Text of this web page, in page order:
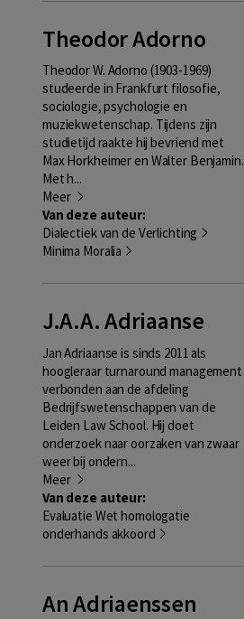
Theodor Adorno
Theodor W. Adorno (1903-1969)
studeerde in Frankfurt filosofie,
sociologie, psychologie en
muziekwetenschap. Tijdens zijn
studietijd raakte hij bevriend met
Max Horkheimer en Walter Benjamin.
Met h...
Meer
Van deze auteur:
Dialectiek van de Verlichting
Minima Moralia
J.A.A. Adriaanse
Jan Adriaanse is sinds 2011 als
hoogleraar turnaround management
verbonden aan de afdeling
Bedrijfswetenschappen van de
Leiden Law School. Hij doet
onderzoek naar oorzaken van zwaar
weer bij ondern...
Meer
Van deze auteur:
Evaluatie Wet homologatie
onderhands akkoord
An Adriaenssen